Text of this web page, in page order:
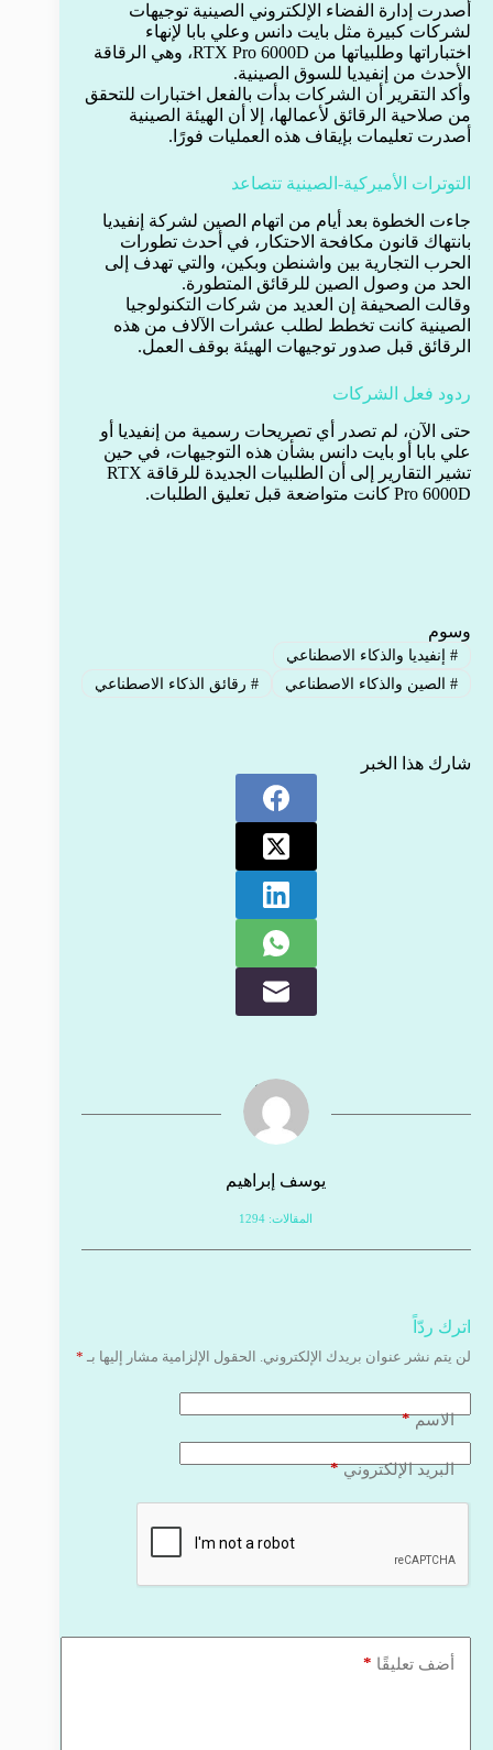
أصدرت إدارة الفضاء الإلكتروني الصينية توجيهات
لشركات كبيرة مثل بايت دانس وعلي بابا لإنهاء
اختباراتها وطلبياتها من RTX Pro 6000D، وهي الرقاقة
الأحدث من إنفيديا للسوق الصينية.
وأكد التقرير أن الشركات بدأت بالفعل اختبارات للتحقق
من صلاحية الرقائق لأعمالها، إلا أن الهيئة الصينية
أصدرت تعليمات بإيقاف هذه العمليات فورًا.
التوترات الأميركية-الصينية تتصاعد
جاءت الخطوة بعد أيام من اتهام الصين لشركة إنفيديا
بانتهاك قانون مكافحة الاحتكار، في أحدث تطورات
الحرب التجارية بين واشنطن وبكين، والتي تهدف إلى
الحد من وصول الصين للرقائق المتطورة.
وقالت الصحيفة إن العديد من شركات التكنولوجيا
الصينية كانت تخطط لطلب عشرات الآلاف من هذه
الرقائق قبل صدور توجيهات الهيئة بوقف العمل.
ردود فعل الشركات
حتى الآن، لم تصدر أي تصريحات رسمية من إنفيديا أو
علي بابا أو بايت دانس بشأن هذه التوجيهات، في حين
تشير التقارير إلى أن الطلبيات الجديدة للرقاقة RTX
Pro 6000D كانت متواضعة قبل تعليق الطلبات.
وسوم
#إنفيديا والذكاء الاصطناعي
#الصين والذكاء الاصطناعي #رقائق الذكاء الاصطناعي
شارك هذا الخبر
يوسف إبراهيم
المقالات: 1294
اترك ردّاً
لن يتم نشر عنوان بريدك الإلكتروني. الحقول الإلزامية مشار إليها بـ *
الاسم*
البريد الإلكتروني*
أضف تعليقًا *